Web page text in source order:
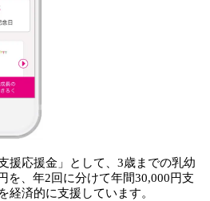
援応援金」として、3歳までの乳幼
を、年2回に分けて年間30,000円支
経済的に支援しています。